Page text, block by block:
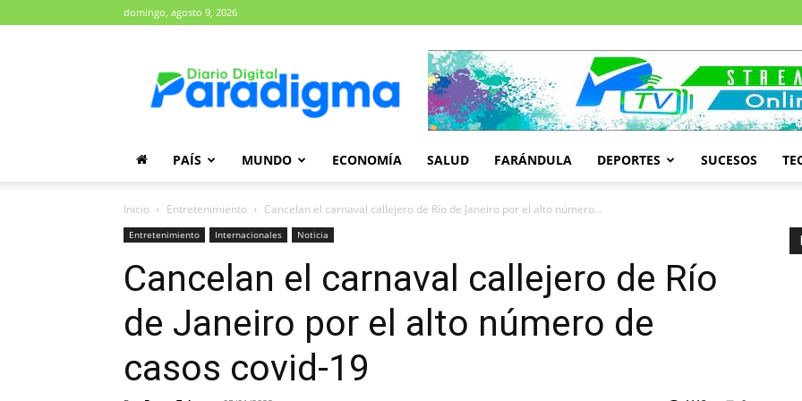
domingo, agosto 9, 2026
Paradigma
PAÍS MUNDO ECONOMÍA SALUD FARÁNDULA DEPORTES SUCESOS
Inicio Entretenimiento Cancelan el carnaval callejero de Río de Janeiro por el alto número...
Entretenimiento Internacionales Noticia
Cancelan el carnaval callejero de Río
de Janeiro por el alto número de
casos covid-19